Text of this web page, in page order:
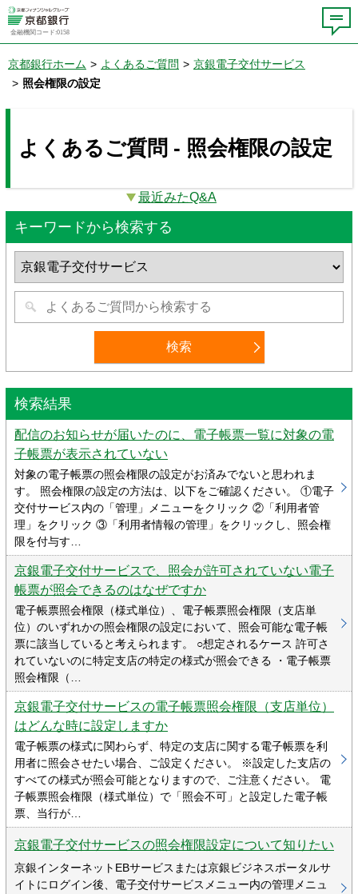
金融機関コード:0158
京都銀行ホーム > よくあるご質問 > 京銀電子交付サービス
> 照会権限の設定
よくあるご質問 - 照会権限の設定
最近みたQ&A
キーワードから検索する
検索結果
配信のお知らせが届いたのに、電子帳票一覧に対象の電
子帳票が表示されていない
対象の電子帳票の照会権限の設定がお済みでないと思われま
す。 照会権限の設定の方法は、以下をご確認ください。 ①電子
交付サービス内の「管理」メニューをクリック ②「利用者管
理」をクリック ③「利用者情報の管理」をクリックし、照会権
限を付与す…
京銀電子交付サービスで、照会が許可されていない電子
帳票が照会できるのはなぜですか
電子帳票照会権限（様式単位）、電子帳票照会権限（支店単
位）のいずれかの照会権限の設定において、照会可能な電子帳
票に該当していると考えられます。 ○想定されるケース 許可さ
れていないのに特定支店の特定の様式が照会できる ・電子帳票
照会権限（…
京銀電子交付サービスの電子帳票照会権限（支店単位）
はどんな時に設定しますか
電子帳票の様式に関わらず、特定の支店に関する電子帳票を利
用者に照会させたい場合、ご設定ください。 ※設定した支店の
すべての様式が照会可能となりますので、ご注意ください。 電
子帳票照会権限（様式単位）で「照会不可」と設定した電子帳
票、当行が…
京銀電子交付サービスの照会権限設定について知りたい
京銀インターネットEBサービスまたは京銀ビジネスポータルサ
イトにログイン後、電子交付サービスメニュー内の管理メニュ